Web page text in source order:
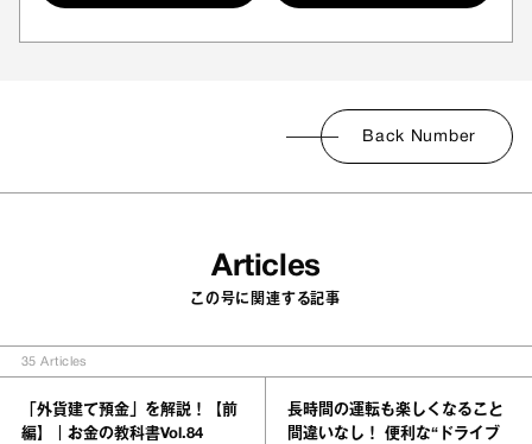
Back Number
Articles
この号に関連する記事
35 Articles
「外貨建て預金」を解説！【前
編】｜お金の教科書Vol.84
長時間の運転も楽しくなること
間違いなし！ 便利な“ドライブ